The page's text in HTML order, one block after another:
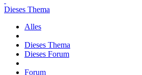
Dieses Thema
Alles
Dieses Thema
Dieses Forum
Forum